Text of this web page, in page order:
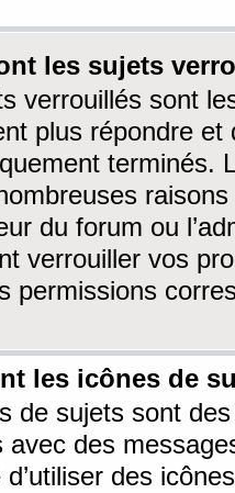
les sujets
verrouillés sont
plus répondre
terminés.
du forum ou
verrouiller vos
permissions
les icônes de
de sujets sont
avec des
d’utiliser des